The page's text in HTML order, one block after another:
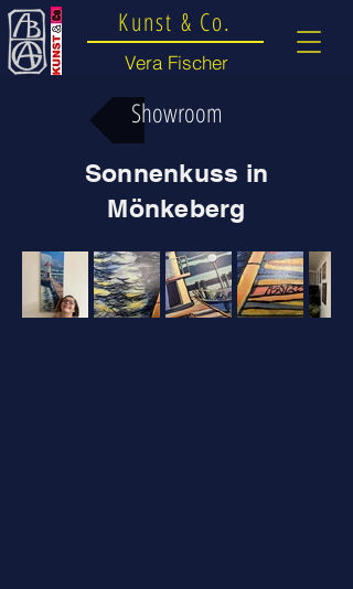
Kunst & Co.
Vera Fischer
Showroom
Sonnenkuss in
Mönkeberg